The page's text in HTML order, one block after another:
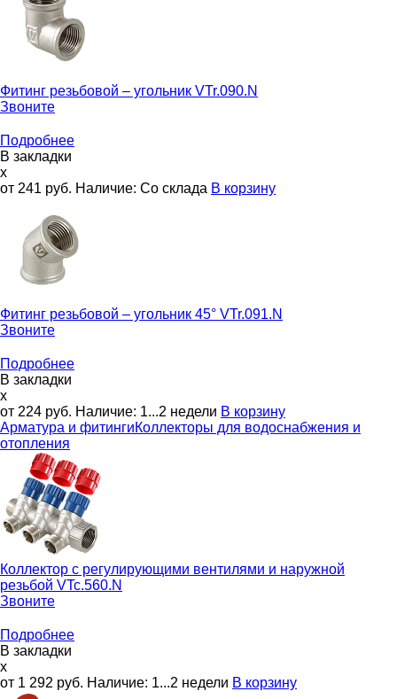
Фитинг резьбовой – угольник VTr.090.N
Звоните
Подробнее
В закладки
x
от 241 руб. Наличие: Со склада В корзину
Фитинг резьбовой – угольник 45° VTr.091.N
Звоните
Подробнее
В закладки
x
от 224 руб. Наличие: 1...2 недели В корзину
Арматура и фитингиКоллекторы для водоснабжения и
отопления
Коллектор с регулирующими вентилями и наружной
резьбой VTc.560.N
Звоните
Подробнее
В закладки
x
от 1 292 руб. Наличие: 1...2 недели В корзину